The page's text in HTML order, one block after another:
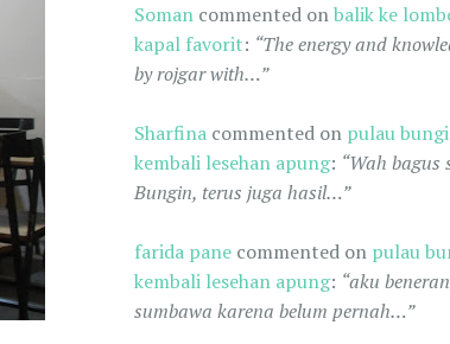
Somancommented onbalik ke
kapal favorit: “The energy and
by rojgar with…”
Sharfinacommented on pulau
kembali lesehan apung: “Wah bagus
Bungin, terus juga hasil…”
farida panecommented on pulau
kembali lesehan apung: “aku
sumbawa karena belum pernah…”